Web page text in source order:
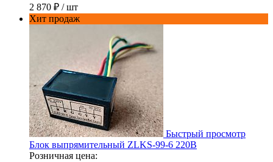
2 870 ₽ / шт
Хит продаж
Быстрый просмотр
Блок выпрямительный ZLKS-99-6 220В
Розничная цена: